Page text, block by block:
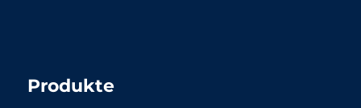
Produkte